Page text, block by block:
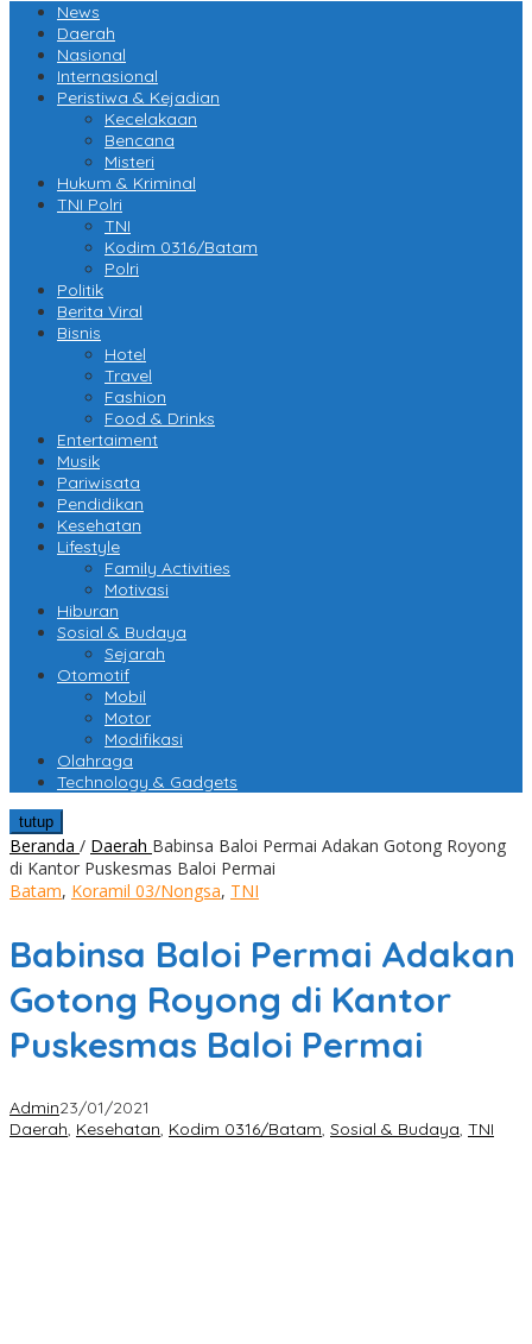
News
Daerah
Nasional
Internasional
Peristiwa & Kejadian
Kecelakaan
Bencana
Misteri
Hukum & Kriminal
TNI Polri
TNI
Kodim 0316/Batam
Polri
Politik
Berita Viral
Bisnis
Hotel
Travel
Fashion
Food & Drinks
Entertaiment
Musik
Pariwisata
Pendidikan
Kesehatan
Lifestyle
Family Activities
Motivasi
Hiburan
Sosial & Budaya
Sejarah
Otomotif
Mobil
Motor
Modifikasi
Olahraga
Technology & Gadgets
tutup
Beranda / Daerah Babinsa Baloi Permai Adakan Gotong Royong
di Kantor Puskesmas Baloi Permai
Batam, Koramil 03/Nongsa, TNI
Babinsa Baloi Permai Adakan
Gotong Royong di Kantor
Puskesmas Baloi Permai
Admin23/01/2021
Daerah, Kesehatan, Kodim 0316/Batam, Sosial & Budaya, TNI